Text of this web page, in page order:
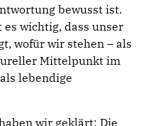
bewusst ist.
wichtig, dass unser
wofür wir stehen – als
Mittelpunkt im
lebendige
wir geklärt: Die